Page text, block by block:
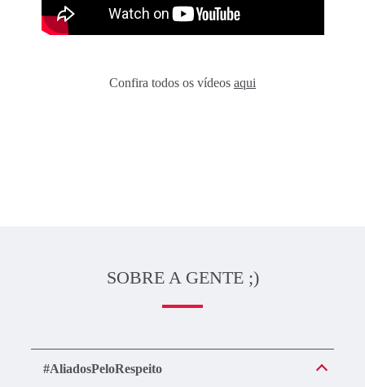
Confira todos os vídeos aqui
SOBRE A GENTE ;)
#AliadosPeloRespeito